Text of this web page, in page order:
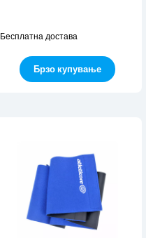
Бесплатна достава
Брзо купување